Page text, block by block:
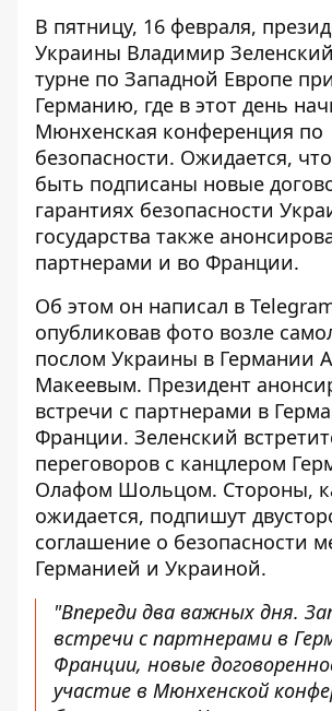
В пятницу, 16 февраля,
Украины Владимир
турне по Западной Европе
Германию, где в этот день
Мюнхенская конференция по
безопасности. Ожидается,
быть подписаны новые
гарантиях безопасности
государства также
партнерами и во Франции.
Об этом он написал в
опубликовав фото возле
послом Украины в Германии
Макеевым. Президент
встречи с партнерами в
Франции. Зеленский
переговоров с канцлером
Олафом Шольцом. Стороны,
ожидается, подпишут
соглашение о безопасности
Германией и Украиной.
"Впереди два важных дня.
встречи с партнерами в
Франции, новые
участие в Мюнхенской